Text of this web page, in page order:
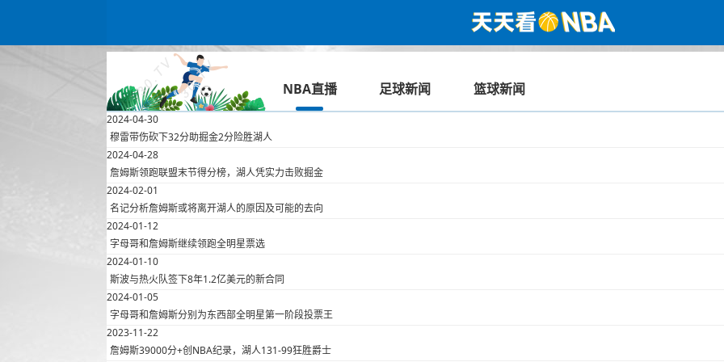
NBA直播 足球新闻 篮球新闻
2024-04-30
穆雷带伤砍下32分助掘金2分险胜湖人
2024-04-28
詹姆斯领跑联盟末节得分榜，湖人凭实力击败掘金
2024-02-01
名记分析詹姆斯或将离开湖人的原因及可能的去向
2024-01-12
字母哥和詹姆斯继续领跑全明星票选
2024-01-10
斯波与热火队签下8年1.2亿美元的新合同
2024-01-05
字母哥和詹姆斯分别为东西部全明星第一阶段投票王
2023-11-22
詹姆斯39000分+创NBA纪录，湖人131-99狂胜爵士